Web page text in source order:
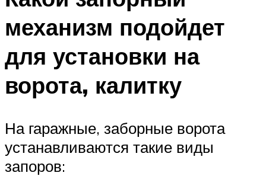
механизм подойдет
для установки на
ворота, калитку
На гаражные, заборные ворота
устанавливаются такие виды
запоров: